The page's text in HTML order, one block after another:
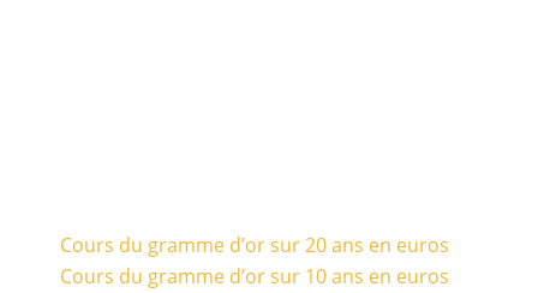
Cours du gramme d’or sur 20 ans en euros
Cours du gramme d’or sur 10 ans en euros